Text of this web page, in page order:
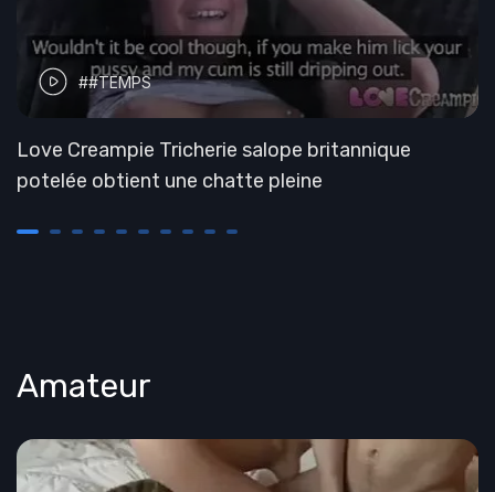
##TEMPS
Love Creampie Tricherie salope britannique
potelée obtient une chatte pleine
Amateur